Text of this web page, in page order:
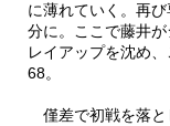
に薄れていく。再
分に。ここで藤井
レイアップを沈め
68。
僅差で初戦を落と